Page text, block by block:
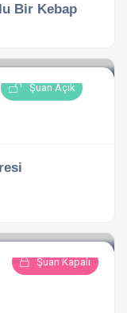
Bir Kebap
Şuan Açık
Şuan Kapalı